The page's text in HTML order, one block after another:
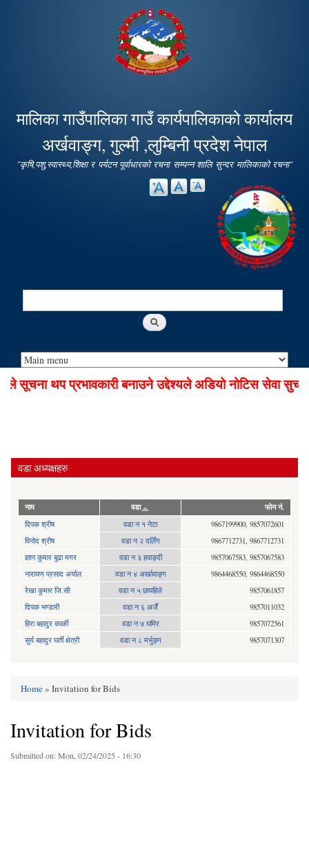
main
content
मालिका गाउँपालिका गाउँ कार्यपालिकाको कार्यालय
अर्खवाङ्ग, गुल्मी ,लुम्बिनी प्रदेश नेपाल
"कृषि,पशु,स्वास्थ्य,शिक्षा र पर्यटन पूर्वाधारको रचना सम्पन्न शालि सुन्दर मालिकाको रचना"
Search
सूचना थप प्रभावकारी बनाउने उद्देश्यले अडियो नोटिस सेवा
वडा अध्यक्षहरु
नाम वडा फोन नं.
दिपक श्रीष वडा न १ नेटा
9867199900, 9857072601
विनोद श्रीष
वडा न २ दर्लिंग
9867712731, 9867712731
ज्ञान कुमार बुढा मगर
वडा न ३ हवाङ्दी
9857067583, 9857067583
नारायण प्रसाद अर्याल
वडा न‍ ४ अर्खावाङ्ग
9864468550, 9864468550
रेखा कुमार जि.सी
वडा न ५ छापहिले
9857061857
दिपक भण्डारी
वडा न ६ अर्जै
9857011032
हिरा बहादुर कार्की
वडा न ७ घमिर
9857072561
सुर्य बहादुर घर्ती क्षेत्री
वडा न ८ मर्भुङ्ग 9857071307
Home» Invitation for Bids
Invitation for Bids
Submitted on:Mon, 02/24/2025 - 16:30